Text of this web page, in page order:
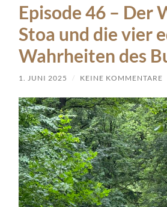
Episode 46 – Der
Stoa und die vier
Wahrheiten des
1. JUNI 2025 / KEINE KOMMENTARE